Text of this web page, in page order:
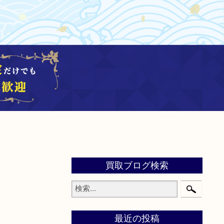
買取ブログ検索
最近の投稿